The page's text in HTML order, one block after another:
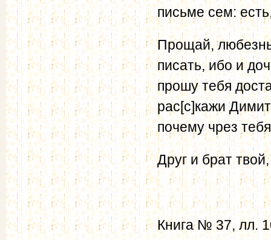
письме сем:
Прощай,
писать, ибо и
прошу тебя
рас[c]кажи
почему чрез
Друг и брат твой,
Книга № 37, лл.